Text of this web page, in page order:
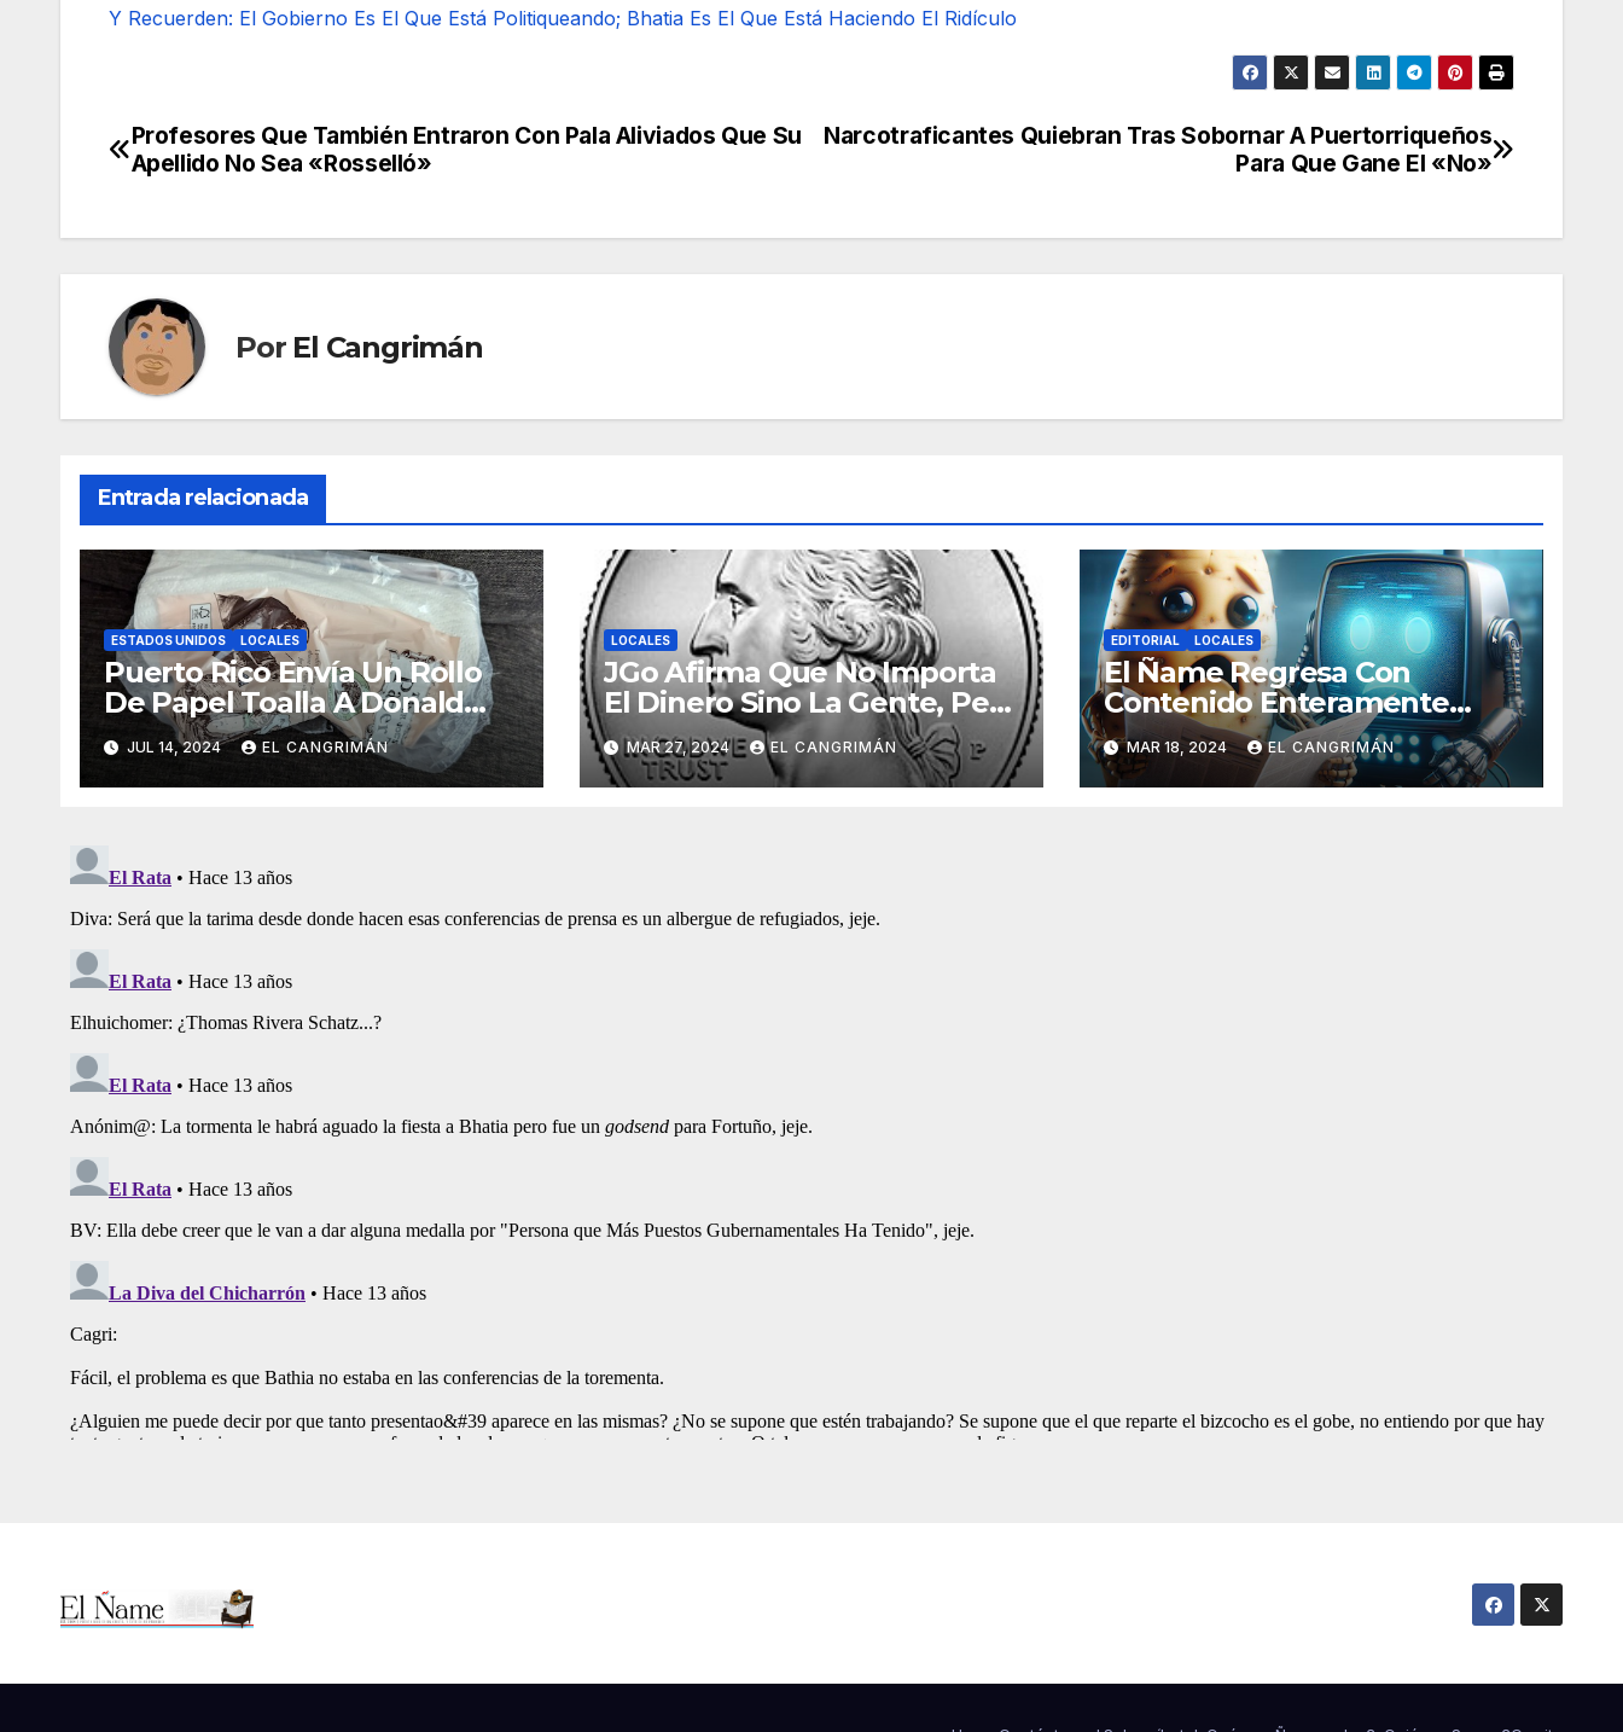
Y Recuerden: El Gobierno Es El Que Está Politiqueando; Bhatia Es El Que Está Haciendo El Ridículo
Navegación
entradas
Narcotraficantes Quiebran Tras Sobornar A Puertorriqueños
Para Que Gane El «No»
Profesores Que También Entraron Con Pala Aliviados Que Su
Apellido No Sea «Rosselló»
Por El Cangrimán
Entrada relacionada
ESTADOS UNIDOS LOCALES
Puerto Rico Envía Un Rollo
De Papel Toalla A Donald
Trump Pa’ Que Use Las Hojas
De Curita
JUL 14, 2024 EL CANGRIMÁN
LOCALES
JGo Afirma Que No Importa
El Dinero Sino La Gente, Pero
Pregunta: «¿De Verdad No
Tendrán Una Pejetita?»
MAR 27, 2024 EL CANGRIMÁN
EDITORIAL LOCALES
El Ñame Regresa Con
Contenido Enteramente
Generado Por Inteligencia
Artificial
MAR 18, 2024 EL CANGRIMÁN